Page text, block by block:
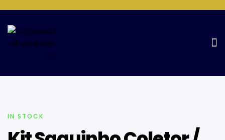
Home Page
IN STOCK